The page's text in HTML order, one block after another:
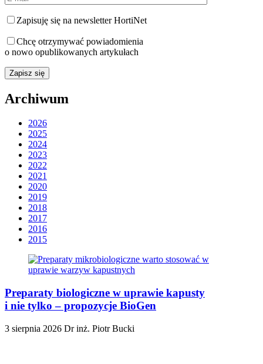
Zapisuję się na newsletter HortiNet
Chcę otrzymywać powiadomienia
o nowo opublikowanych artykułach
Archiwum
2026
2025
2024
2023
2022
2021
2020
2019
2018
2017
2016
2015
Preparaty biologiczne w uprawie kapusty
i nie tylko – propozycje BioGen
3 sierpnia 2026 Dr inż. Piotr Bucki